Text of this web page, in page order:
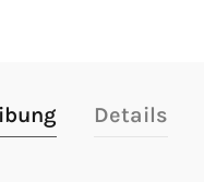
Details